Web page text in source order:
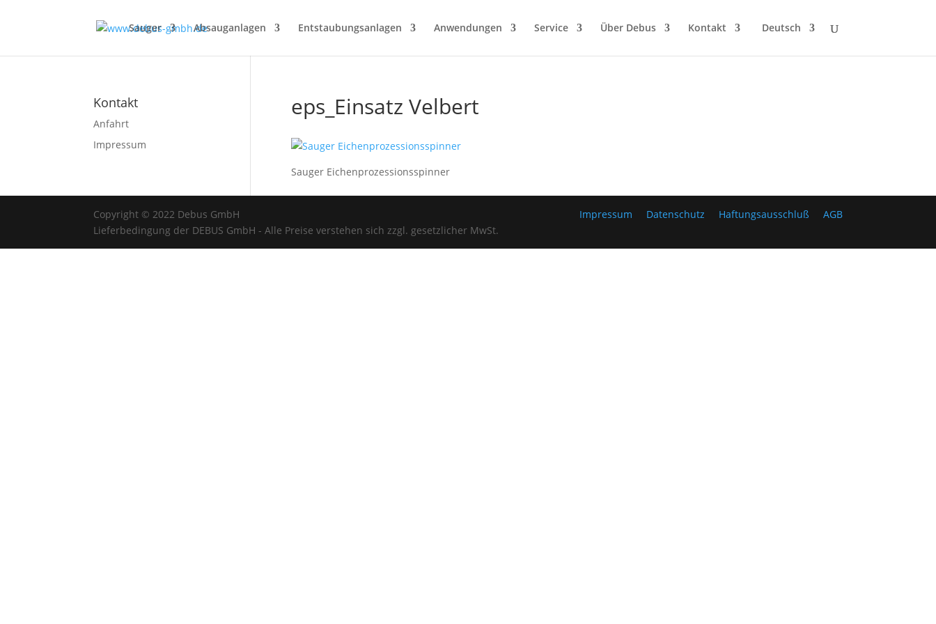
Sauger Absauganlagen Entstaubungsanlagen Anwendungen Service Über Debus Kontakt Deutsch
eps_Einsatz Velbert
Sauger Eichenprozessionsspinner
Kontakt
Anfahrt
Impressum
Impressum Datenschutz Haftungsausschluß AGB
Copyright © 2022 Debus GmbH
Lieferbedingung der DEBUS GmbH - Alle Preise verstehen sich zzgl. gesetzlicher MwSt.